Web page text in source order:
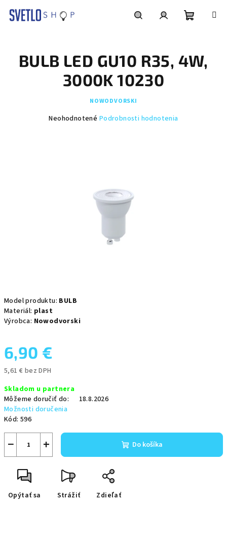
košík
Model produktu: BULB
Materiál: plast
Výrobca: Nowodvorski
6,90 €
5,61 € bez DPH
cena:
Skladom u partnera
Môžeme doručiť do:
18.8.2026
Možnosti doručenia
Kód: 596
+
− Do košíka
Opýtať sa Strážiť Zdieľať
BULB LED GU10 R35, 4W,
3000K 10230
NOWODVORSKI
Priemerné
Neohodnotené Podrobnosti hodnotenia